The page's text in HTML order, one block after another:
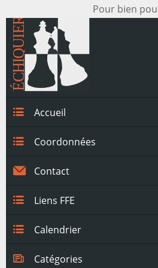
Accueil
Coordonnées
Contact
Liens FFE
Calendrier
Catégories
Pour bien